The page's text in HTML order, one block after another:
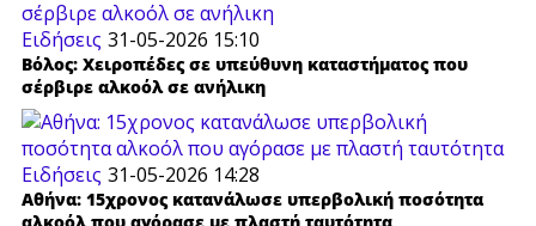
Ειδήσεις 31-05-2026 15:10
Βόλος: Χειροπέδες σε υπεύθυνη καταστήματος που
σέρβιρε αλκοόλ σε ανήλικη
Ειδήσεις 31-05-2026 14:28
Αθήνα: 15χρονος κατανάλωσε υπερβολική ποσότητα